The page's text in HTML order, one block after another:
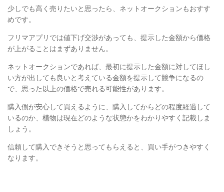
少しでも高く売りたいと思ったら、ネットオークションもおすす
めです。
フリマアプリでは値下げ交渉があっても、提示した金額から価格
が上がることはまずありません。
ネットオークションであれば、最初に提示した金額に対してほし
い方が出しても良いと考えている金額を提示して競争になるの
で、思った以上の価格で売れる可能性があります。
購入側が安心して買えるように、購入してからどの程度経過して
いるのか、植物は現在どのような状態かをわかりやすく記載しま
しょう。
信頼して購入できそうと思ってもらえると、買い手がつきやすく
なります。